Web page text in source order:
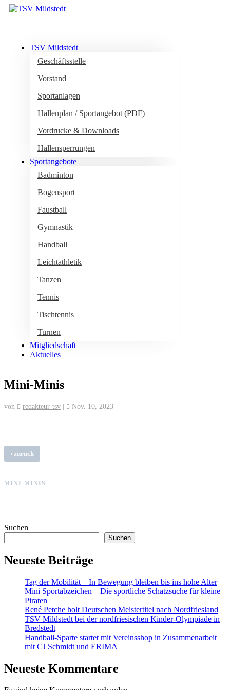
TSV Mildstedt
Geschäftsstelle
Vorstand
Sportanlagen
Hallenplan / Sportangebot (PDF)
Vordrucke & Downloads
Hallensperrungen
Sportangebote
Badminton
Bogensport
Faustball
Gymnastik
Handball
Leichtathletik
Tanzen
Tennis
Tischtennis
Turnen
Mitgliedschaft
Aktuelles
Mini-Minis
von redakteur-tsv Nov. 10, 2023
‹ zurück
MINI-MINIS
Suchen
Suchen
Neueste Beiträge
Tag der Mobilität – In Bewegung bleiben bis ins hohe Alter
Mini Sportabzeichen – Die sportliche Schatzsuche für kleine
Piraten
René Petche holt Deutschen Meistertitel nach Nordfriesland
TSV Mildstedt bei der nordfriesischen Kinder-Olympiade in
Bredstedt
Handball-Sparte startet mit Vereinsshop in Zusammenarbeit
mit CJ Schmidt und ERIMA
Neueste Kommentare